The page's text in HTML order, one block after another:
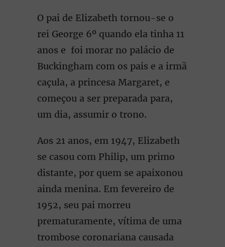
O pai de Elizabeth tornou-se o
rei George 6º quando ela tinha 11
anos e foi morar no palácio de
Buckingham com os pais e a irmã
caçula, a princesa Margaret, e
começou a ser preparada para,
um dia, assumir o trono.
Aos 21 anos, em 1947, Elizabeth
se casou com Philip, um primo
distante, por quem se apaixonou
ainda menina. Em fevereiro de
1952, seu pai morreu
prematuramente, vítima de uma
trombose coronariana causada